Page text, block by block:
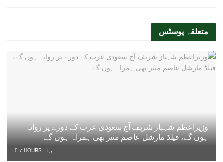
متعلقہ پوسٹس
وزیراعظم شہباز شریف آج سعودی عرب کے دورے پر روانہ
ہوں گے، فیلڈ مارشل عاصم منیر بھی ہمراہ ہوں گے
7 HOURS پہلے